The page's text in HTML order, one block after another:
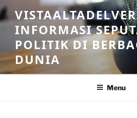
Skip
to
contentINFORMASI
POLITIK DI
DUNIA
Menu